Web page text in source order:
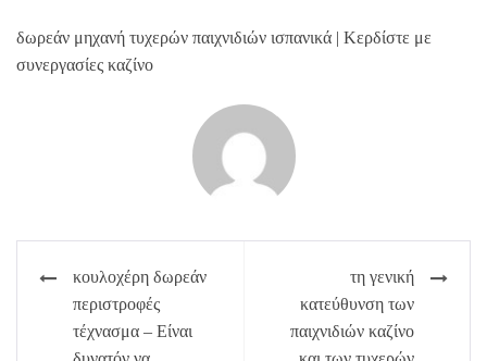
δωρεάν μηχανή τυχερών παιχνιδιών ισπανικά | Κερδίστε με
συνεργασίες καζίνο
Πλοήγηση
άρθρων
κουλοχέρη δωρεάν
περιστροφές
τέχνασμα – Είναι
τη γενική
κατεύθυνση των
παιχνιδιών καζίνο